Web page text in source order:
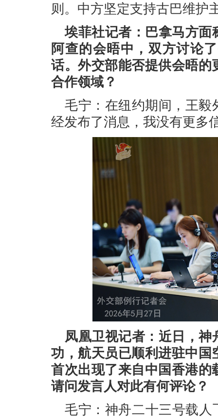
则。中方坚定支持古巴维护
埃菲社记者：巴拿马方
阿查的会晤中，双方讨论
话。外交部能否提供会晤
合作领域？
毛宁：在纽约期间，王毅
经发布了消息，我没有更多
凤凰卫视记者：近日，
功，航天员已顺利进驻中
首次出现了来自中国香港
请问发言人对此有何评论？
毛宁：神舟二十三号载人